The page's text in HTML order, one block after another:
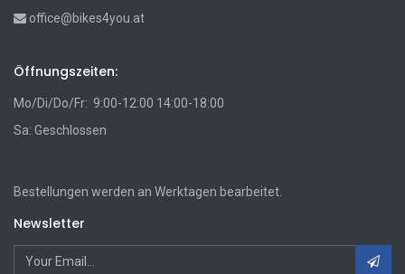
office@bikes4you.at
Öffnungszeiten:
Mo/Di/Do/Fr: 9:00-12:00 14:00-18:00
Sa: Geschlossen
Bestellungen werden an Werktagen bearbeitet.
Newsletter